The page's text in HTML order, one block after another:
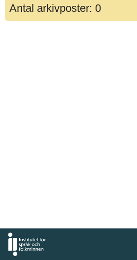
Antal arkivposter: 0